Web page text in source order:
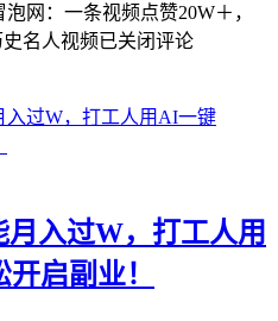
泡网：一条视频点赞20W＋，
名人视频已关闭评论
入过W，打工人用
启副业！